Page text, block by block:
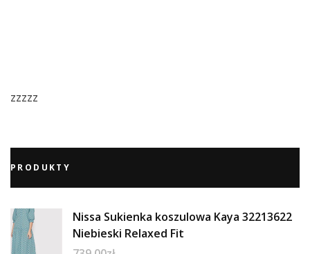
zzzzz
PRODUKTY
Nissa Sukienka koszulowa Kaya 32213622
Niebieski Relaxed Fit